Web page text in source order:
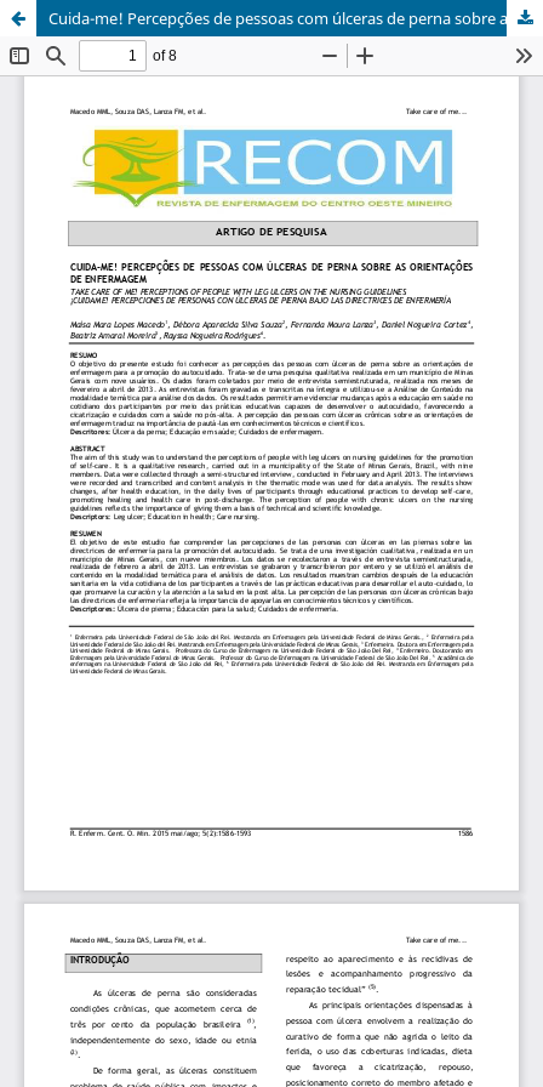
Cuida-me! Percepções de pessoas com úlceras de perna sobre as orientações de enfermagem